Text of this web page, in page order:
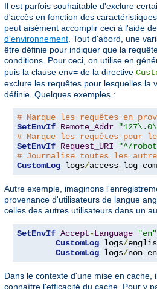
Il est parfois souhaitable d'exclure
d'accès en fonction des
peut aisément accomplir ceci à l'aide
d'environnement . Tout d'abord, une
être définie pour indiquer que la
conditions. Pour ceci, on utilise en
puis la clause env= de la directive
exclure les requêtes pour lesquelles la
définie. Quelques exemples :
# Marque les requêtes en
SetEnvIf Remote_Addr
# Marque les requêtes
SetEnvIf Request_URI "^/
# Journalise toutes les
CustomLog logs/access_log
Autre exemple, imaginons
provenance d'utilisateurs de langue
celles des autres utilisateurs dans un
SetEnvIf Accept-Language "en"
CustomLog logs/
CustomLog logs/
Dans le contexte d'une mise en cache,
connaître l'efficacité du cache. Pour y